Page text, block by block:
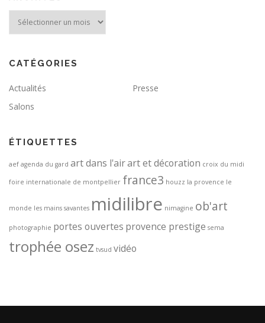
CATÉGORIES
Actualités
Presse
Salons
ÉTIQUETTES
aef agenda du gard art dans l'airart et décoration croix du midi
foire internationale de montpellier france3 houzz la provence le
monde les mains savantes midilibre nimagine ob'art
photographie portes ouvertes provence prestige sema
trophée osez tvsud vidéo